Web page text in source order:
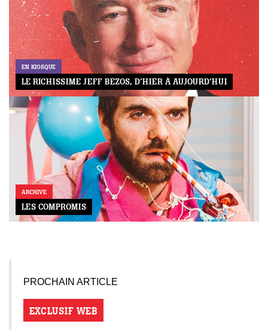
EN KIOSQUE
LE RICHISSIME JEFF BEZOS, D’HIER À AUJOURD’HUI
ARCHIVE
LES COMPROMIS
PROCHAIN ARTICLE
EXCLUSIF WEB